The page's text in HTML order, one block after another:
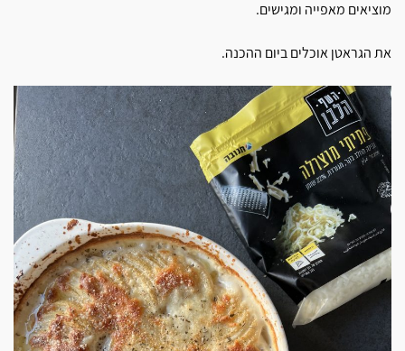
מוציאים מאפייה ומגישים.
את הגראטן אוכלים ביום ההכנה.